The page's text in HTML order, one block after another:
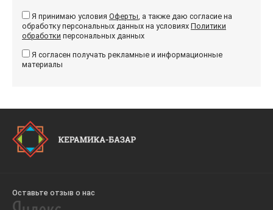
Я принимаю условия Оферты, а также даю согласие на
обработку персональных данных на условиях Политики
обработки персональных данных
Я согласен получать рекламные и информационные
материалы
Оставьте отзыв о нас